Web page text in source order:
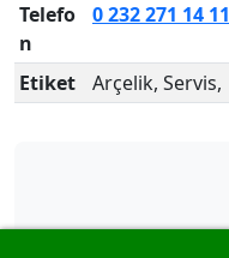
Telefo
n
0 232 271 14 11
Etiket Arçelik, Servis,